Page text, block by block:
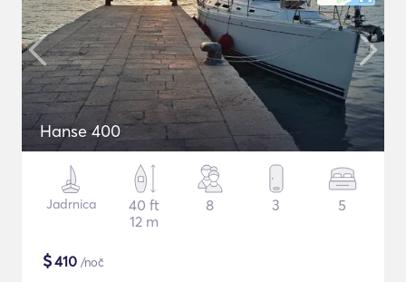
Hanse 400
Jadrnica
40 ft
12 m
8 3 5
$410 /noč